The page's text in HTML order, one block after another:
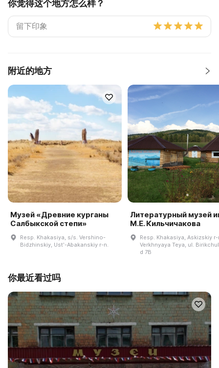
你觉得这个地方怎么样？
附近的地方
Музей «Древние курганы
Салбыкской степи»
Resp. Khakasiya, s/s. Vershino-
Bidzhinskiy, Ustʹ-Abakanskiy r-n.
Литературный музей
М.Е. Кильчичакова
Resp. Khakasiya, Askizskiy
Verkhnyaya Teya, ul.
d 7B
你最近看过吗